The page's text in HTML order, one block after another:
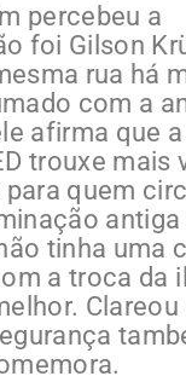
percebeu a
foi Gilson
rua há
com a
afirma que
trouxe mais
quem
tinha uma
a troca da
Clareou